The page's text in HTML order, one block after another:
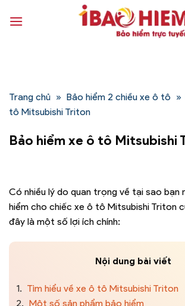
qua
Trang chủ » Bảo hiểm 2 chiều xe ô tô »
tô Mitsubishi Triton
Bảo hiểm xe ô tô Mitsubishi
Có nhiều lý do quan trọng về tại sao bạn
hiểm cho chiếc xe ô tô Mitsubishi Triton
đây là một số lợi ích chính:
Nội dung bài viết
1. Tìm hiểu về xe ô tô Mitsubishi Triton
2. Một số sản phẩm bảo hiểm